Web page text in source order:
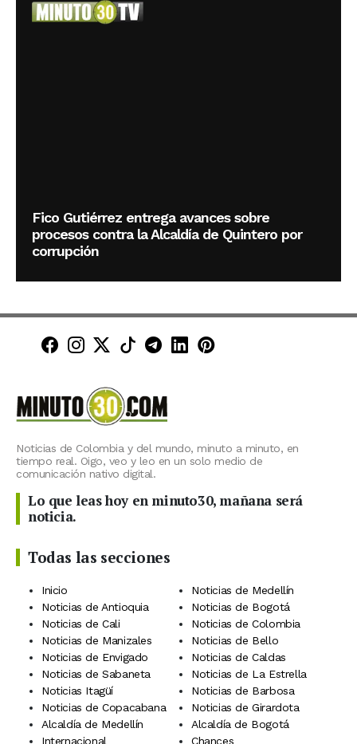
Fico Gutiérrez entrega avances sobre
procesos contra la Alcaldía de Quintero por
corrupción
Minuto30 en Facebook
Minuto30 en Instagram
Minuto30 en X (Twitter)
Minuto30 en TikTok
Canal de Minuto30 en
Minuto30 en LinkedIn
Minuto30 en
Noticias de Colombia y del mundo, minuto a minuto, en
tiempo real. Oigo, veo y leo en un solo medio de
comunicación nativo digital.
Lo que leas hoy en minuto30, mañana será
noticia.
Todas las secciones
Inicio
Noticias de Medellín
Noticias de Antioquia
Noticias de Bogotá
Noticias de Cali
Noticias de Colombia
Noticias de Manizales
Noticias de Bello
Noticias de Envigado
Noticias de Caldas
Noticias de Sabaneta
Noticias de La Estrella
Noticias Itagüí
Noticias de Barbosa
Noticias de Copacabana
Noticias de Girardota
Alcaldía de Medellín
Alcaldía de Bogotá
Internacional
Chances